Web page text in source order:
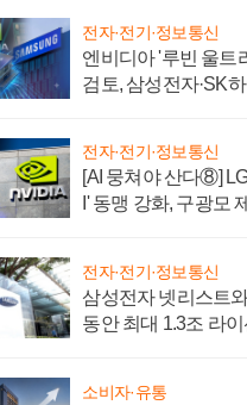
전자·전기·정보통신
엔비디아 '루빈 울트
검토, 삼성전자·SK
전자·전기·정보통신
[AI 뭉쳐야 산다⑧]
I' 동맹 강화, 구광모
전자·전기·정보통신
삼성전자 넷리스트
동안 최대 1.3조 라
소비자·유통